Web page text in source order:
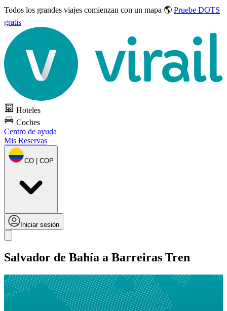
Todos los grandes viajes comienzan con un mapa 🌎 Pruebe DOTS
gratis
Hoteles
Coches
Centro de ayuda
Mis Reservas
CO | COP
Iniciar sesión
Salvador de Bahía a Barreiras Tren